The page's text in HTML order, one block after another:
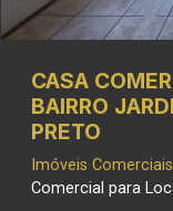
CASA
BAIRRO
PRETO
Imóveis Comerciais
Comercial para